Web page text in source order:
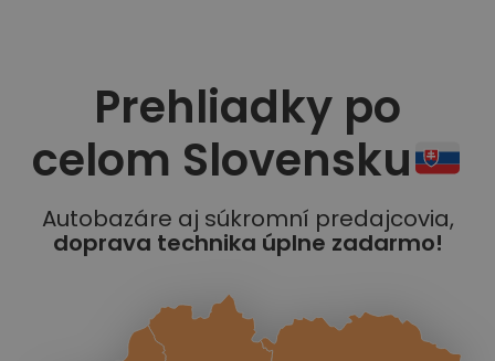
Prehliadky po
celom Slovensku
Autobazáre aj súkromní predajcovia,
doprava technika úplne zadarmo!